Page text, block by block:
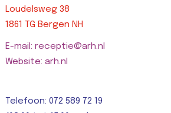
Loudelsweg 38
1861 TG Bergen NH
E-mail: receptie@arh.nl
Website: arh.nl
Telefoon: 072 589 72 19